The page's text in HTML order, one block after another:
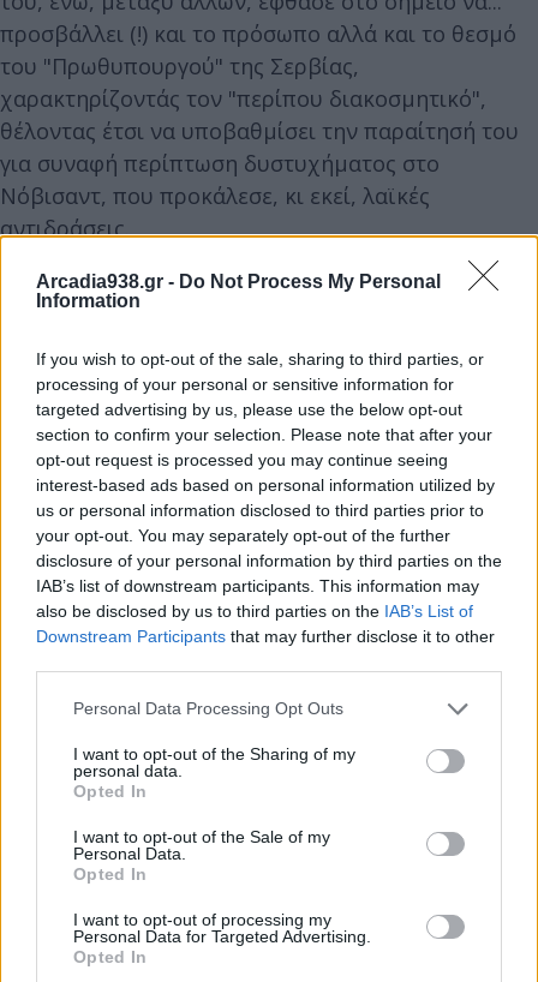
Arcadia938.gr - Do Not Process My Personal
Information
If you wish to opt-out of the sale, sharing to third parties, or
processing of your personal or sensitive information for
targeted advertising by us, please use the below opt-out
section to confirm your selection. Please note that after your
opt-out request is processed you may continue seeing
interest-based ads based on personal information utilized by
us or personal information disclosed to third parties prior to
your opt-out. You may separately opt-out of the further
disclosure of your personal information by third parties on the
IAB’s list of downstream participants. This information may
also be disclosed by us to third parties on the IAB’s List of
Downstream Participants that may further disclose it to other
Personal Data Processing Opt Outs
I want to opt-out of the Sharing of my
personal data.
Opted In
I want to opt-out of the Sale of my
Personal Data.
Opted In
I want to opt-out of processing my
Personal Data for Targeted Advertising.
Opted In
προσβάλλει (!) και το πρόσωπο αλλά και το θεσμό
του "Πρωθυπουργού" της Σερβίας,
χαρακτηρίζοντάς τον "περίπου διακοσμητικό",
θέλοντας έτσι να υποβαθμίσει την παραίτησή του
για συναφή περίπτωση δυστυχήματος στο
Νόβισαντ, που προκάλεσε, κι εκεί, λαϊκές
αντιδράσεις.
Δεν νομίζουμε πως "αντέχει" σε οιαδήποτε σοβαρή
της οποίας ακόμα και τα κίνητρα είναι ασαφή και
συγκεχυμένα. Για παράδειγμα, πότε ακριβώς
συνειδητοποίησε πως όσα του ανέφεραν η Hellenic
Train, ο ΟΣΕ και η Πυροσβεστική ήταν ανακριβή;
Την περασμένη Κυριακή, μήπως...;
Πάντως, το Μάρτιο του 2024, κατά τη συζήτηση στη
Βουλή επί της προτάσεως δυσπιστίας που είχε
κατατεθεί τότε κατά της Κυβέρνησης, με παρόντες
Η θέση της "Hellenic Train"
Σε κάθε περίπτωση, η εταιρεία που έχει αναλάβει
την εκμετάλλευση του σιδηροδρομικού δικτύου
επιμένει, ουσιαστικά, στην αρχική της θέση και η
υπόθεση- ούτως ή άλλως- παραπέμπεται στη